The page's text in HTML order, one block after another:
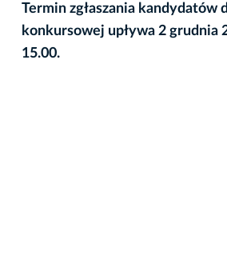
Termin zgłaszania kandydatów
konkursowej upływa 2 grudnia
15.00.